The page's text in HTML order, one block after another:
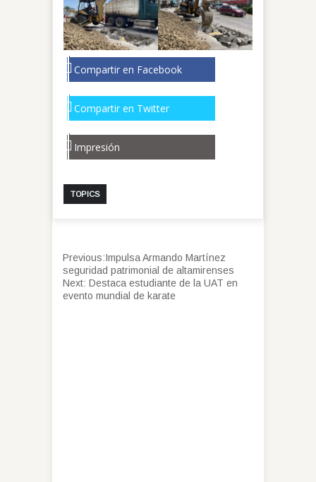
Compartir en Facebook
Compartir en Twitter
Impresión
TOPICS
Previous:Impulsa Armando Martínez
seguridad patrimonial de altamirenses
Next: Destaca estudiante de la UAT en
evento mundial de karate